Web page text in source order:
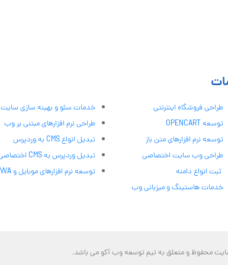
طراحی فروشگاه اینترنتی
توسعه OPENCART
توسعه نرم افزارهای متن باز
طراحی وب سایت اختصاصی
ثبت انواع دامنه
خدمات هاستینگ و میزبانی وب
خدمات سئو و بهینه سازی سایت
طراحی نرم افزارهای مبتنی بر وب
تبدیل انواع CMS به وردپرس
تبدیل وردپرس به CMS اختصاصی
توسعه نرم افزارهای موبایل و PWA
محفوظ و متعلق به تیم توسعه وب آکو می باشد.